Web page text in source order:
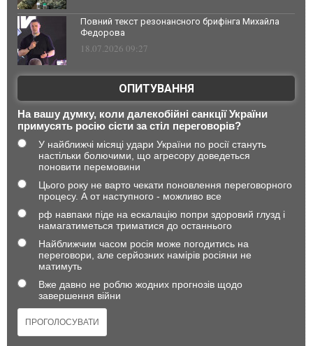
Повний текст резонансного брифінга Михайла
Федорова
18.07.2026 09:27
ОПИТУВАННЯ
На вашу думку, коли далекобійні санкції України
примусять росію сісти за стіл переговорів?
У найближчі місяці удари України по росії стануть
настільки болючими, що агресору доведеться
поновити перемовини
Цього року не варто чекати поновлення переговорного
процесу. А от наступного - можливо все
рф навпаки піде на ескалацію попри здоровий глузд і
намагатиметься триматися до останнього
Найближчим часом росія може погодитись на
переговори, але серйозних намірів росіяни не
матимуть
Вже давно не роблю жодних прогнозів щодо
завершення війни